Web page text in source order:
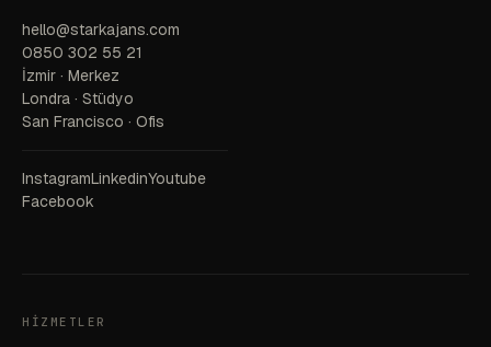
hello@starkajans.com
0850 302 55 21
İzmir · Merkez
Londra · Stüdyo
San Francisco · Ofis
InstagramLinkedinYoutube
Facebook
HIZMETLER